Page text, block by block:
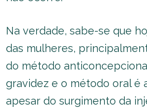
Na verdade, sabe-se que
das mulheres,
do método
gravidez e o método oral é
apesar do surgimento da